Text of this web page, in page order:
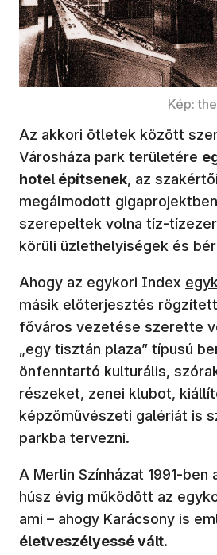
Kép:
Az akkori ötletek között
Városháza park területére
hotel építsenek, az
megálmodott
szerepeltek volna tíz-
körüli üzlethelyiségek és
Ahogy az egykori Index (új
másik előterjesztés
főváros vezetése szerette
„egy tisztán plaza” típusú
önfenntartó kulturális,
részeket, zenei klubot,
képzőművészeti galériát is
parkba tervezni.
A Merlin Színházat 1991-
húsz évig működött az
ami – ahogy Karácsony is
életveszélyessé vált.